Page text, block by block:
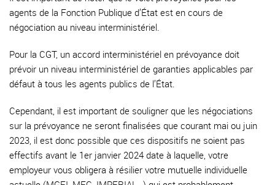
agents de la Fonction Publique d’État est en cours de
négociation au niveau interministériel.
Pour la CGT, un accord interministériel en prévoyance doit
prévoir un niveau interministériel de garanties applicables par
défaut à tous les agents publics de l’État.
Cependant, il est important de souligner que les négociations
sur la prévoyance ne seront finalisées que courant mai ou juin
2023, il est donc possible que ces dispositifs ne soient pas
effectifs avant le 1er janvier 2024 date à laquelle, votre
employeur vous obligera à résilier votre mutuelle individuelle